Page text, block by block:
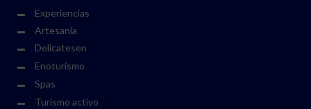
Experiencias
Artesanía
Delicatesen
Enoturismo
Spas
Turismo activo